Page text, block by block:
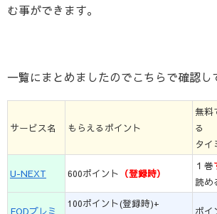
む事ができます。
一覧にまとめましたのでこちらで確認し
サービス名 もらえるポイント
無料
る
タイ
U-NEXT 600ポイント （登録時）
１巻
読め
FODプレミ
100ポイント(登録時)+
ポイ